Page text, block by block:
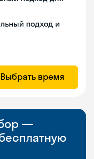
подход и
Выбрать время
—